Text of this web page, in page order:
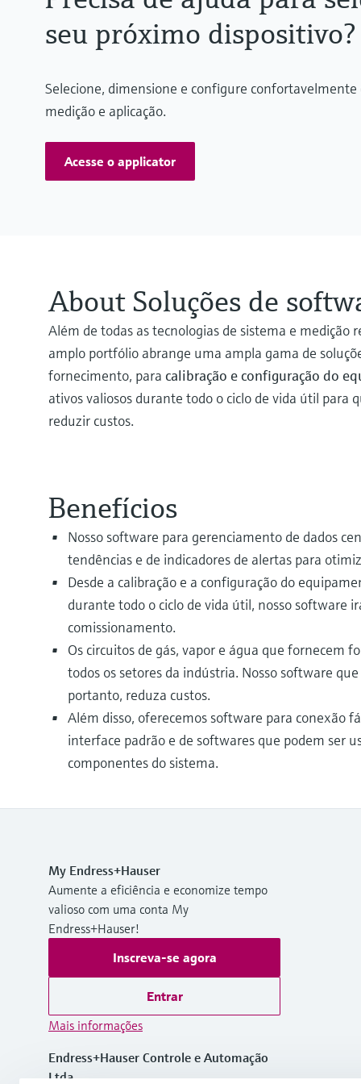
seu próximo dispositivo?
Selecione, dimensione e configure
medição e aplicação.
Acesse o applicator
About Soluções de
Além de todas as tecnologias de sistema e
amplo portfólio abrange uma ampla gama de
fornecimento, para calibração e configuração do
ativos valiosos durante todo o ciclo de vida útil para
reduzir custos.
Benefícios
Nosso software para gerenciamento de dados
tendências e de indicadores de alertas para
Desde a calibração e a configuração do
durante todo o ciclo de vida útil, nosso software
comissionamento.
Os circuitos de gás, vapor e água que fornecem
todos os setores da indústria. Nosso software
portanto, reduza custos.
Além disso, oferecemos software para conexão
interface padrão e de softwares que podem ser
componentes do sistema.
My Endress+Hauser
Aumente a eficiência e economize tempo
valioso com uma conta My
Endress+Hauser!
Inscreva-se agora
Entrar
Mais informações
Endress+Hauser Controle e Automação
Ltda.